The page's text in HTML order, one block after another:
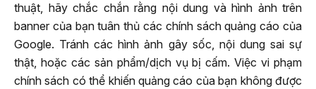
thuật, hãy chắc chắn rằng nội dung và hình ảnh trên
banner của bạn tuân thủ các chính sách quảng cáo của
Google. Tránh các hình ảnh gây sốc, nội dung sai sự
thật, hoặc các sản phẩm/dịch vụ bị cấm. Việc vi phạm
chính sách có thể khiến quảng cáo của bạn không được